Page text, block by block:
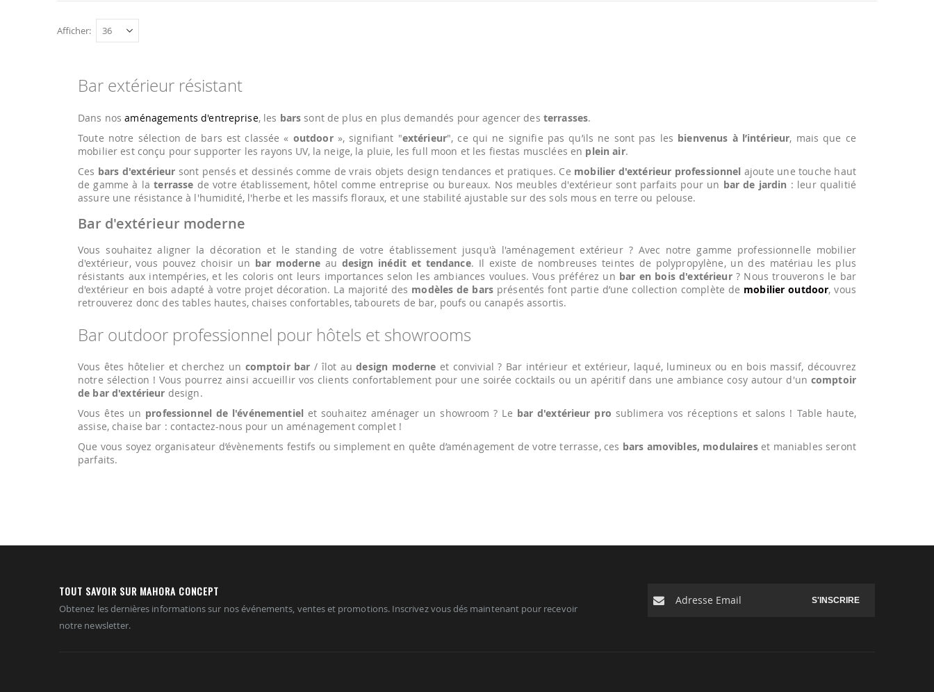
Afficher
Bar extérieur résistant
Dans nosaménagements d'entreprise, les bars sont de plus en plus demandés pour agencer des terrasses.
Toute notre sélection de bars est classée « outdoor», signifiant "extérieur", ce qui ne signifie pas qu’ils ne sont pas les bienvenus à l’intérieur, mais que ce
mobilier est conçu pour supporter les rayons UV, la neige, la pluie, les full moon et les fiestas musclées en plein air.
Ces bars d'extérieur sont pensés et dessinés comme de vrais objets design tendances et pratiques. Ce mobilier d'extérieur professionnel ajoute une touche haut
de gamme à laterrasse de votre établissement, hôtel comme entreprise ou bureaux. Nos meubles d'extérieur sont parfaits pour un bar de jardin : leur qualitié
assure une résistance à l'humidité, l'herbe et les massifs floraux, et une stabilité ajustable sur des sols mous en terre ou pelouse.
Bar d'extérieur moderne
Vous souhaitez aligner la décoration et le standing de votre établissement jusqu'à l'aménagement extérieur ? Avec notre gamme professionnelle mobilier
d'extérieur, vous pouvez choisir un bar moderneau design inédit et tendance. Il existe de nombreuses teintes de polypropylène, un des matériau les plus
résistants aux intempéries, et les coloris ont leurs importances selon les ambiances voulues. Vous préférez un bar en bois d'extérieur? Nous trouverons le bar
d'extérieur en bois adapté à votre projet décoration. La majorité des modèles de bars présentés font partie d’une collection complète de mobilier outdoor, vous
retrouverez donc des tables hautes, chaises confortables, tabourets de bar, poufs ou canapés assortis.
Bar outdoor professionnel pour hôtels et showrooms
Vous êtes hôtelier et cherchez un comptoir bar / îlot audesign moderne et convivial ? Bar intérieur et extérieur, laqué, lumineux ou en bois massif, découvrez
notre sélection ! Vous pourrez ainsi accueillir vos clients confortablement pour une soirée cocktails ou un apéritif dans une ambiance cosy autour d'un comptoir
de bar d'extérieur design.
Vous êtes un professionnel de l'événementielet souhaitez aménager un showroom ? Le bar d'extérieur pro sublimera vos réceptions et salons ! Table haute,
assise, chaise bar : contactez-nous pour un aménagement complet !
Que vous soyez organisateur d’évènements festifs ou simplement en quête d’aménagement de votre terrasse, ces bars amovibles, modulaireset maniables seront
parfaits.
TOUT SAVOIR SUR MAHORA CONCEPT
Obtenez les dernières informations sur nos événements, ventes et promotions. Inscrivez vous dés maintenant pour recevoir
notre newsletter.
S'INSCRIRE